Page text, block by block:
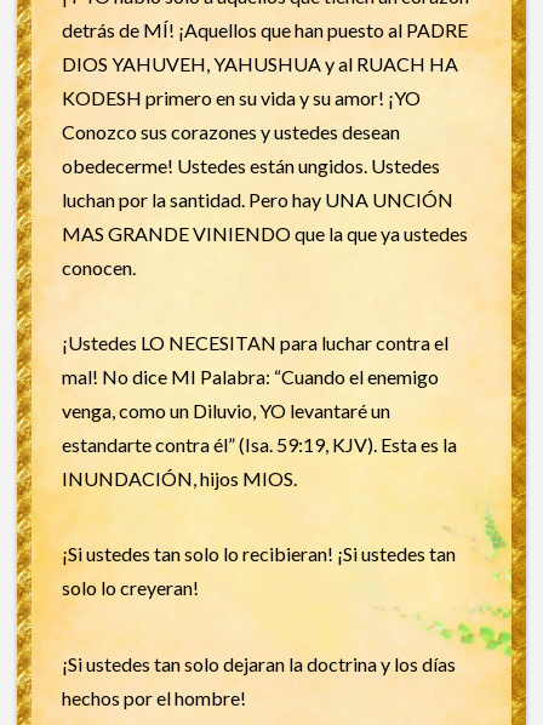
detrás de MÍ! ¡Aquellos que han puesto al PADRE
DIOS YAHUVEH, YAHUSHUA y al RUACH HA
KODESH primero en su vida y su amor! ¡YO
Conozco sus corazones y ustedes desean
obedecerme! Ustedes están ungidos. Ustedes
luchan por la santidad. Pero hay UNA UNCIÓN
MAS GRANDE VINIENDO que la que ya ustedes
conocen.
¡Ustedes LO NECESITAN para luchar contra el
mal! No dice MI Palabra: “Cuando el enemigo
venga, como un Diluvio, YO levantaré un
estandarte contra él” (Isa. 59:19, KJV). Esta es la
INUNDACIÓN, hijos MIOS.
¡Si ustedes tan solo lo recibieran! ¡Si ustedes tan
solo lo creyeran!
¡Si ustedes tan solo dejaran la doctrina y los días
hechos por el hombre!